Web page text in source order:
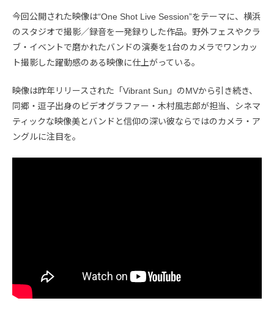
今回公開された映像は“One Shot Live Session”をテーマに、横浜
のスタジオで撮影／録音を一発録りした作品。野外フェスやクラ
ブ・イベントで磨かれたバンドの演奏を1台のカメラでワンカッ
ト撮影した躍動感のある映像に仕上がっている。
映像は昨年リリースされた「Vibrant Sun」のMVから引き続き、
同郷・逗子出身のビデオグラファー・木村風志郎が担当、シネマ
ティックな映像美とバンドと信仰の深い彼ならではのカメラ・ア
ングルに注目を。